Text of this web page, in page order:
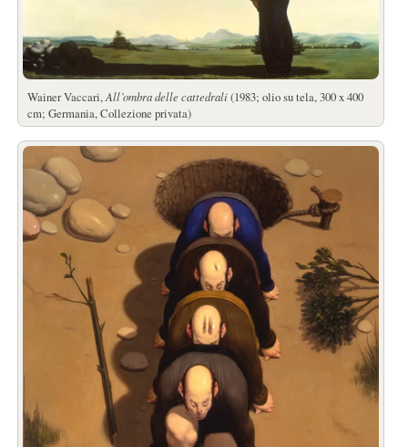
Wainer Vaccari, All’ombra delle cattedrali(1983; olio su tela, 300 x 400
cm; Germania, Collezione privata)